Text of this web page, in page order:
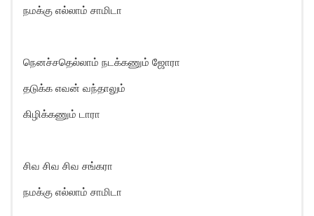
நமக்கு எல்லாம் சாமிடா
நெனச்சதெல்லாம் நடக்கணும் ஜோரா
தடுக்க எவன் வந்தாலும்
கிழிக்கணும் டாரா
சிவ சிவ சிவ சங்கரா
நமக்கு எல்லாம் சாமிடா